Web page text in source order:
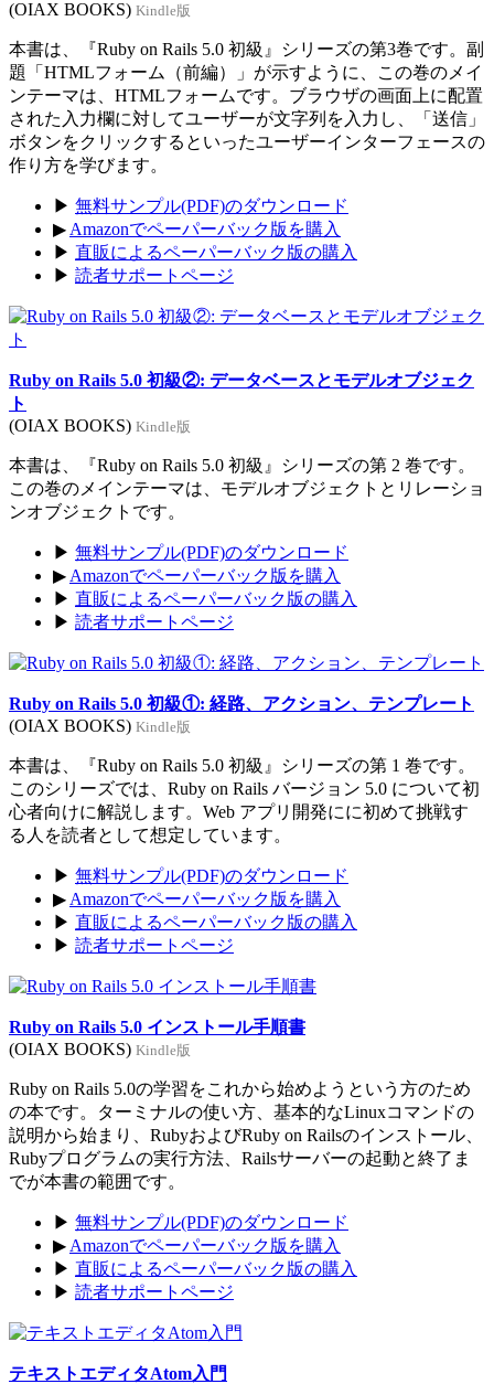
(OIAX BOOKS) Kindle版
本書は、『Ruby on Rails 5.0 初級』シリーズの第3巻です。副
題「HTMLフォーム（前編）」が示すように、この巻のメイ
ンテーマは、HTMLフォームです。ブラウザの画面上に配置
された入力欄に対してユーザーが文字列を入力し、「送信」
ボタンをクリックするといったユーザーインターフェースの
作り方を学びます。
▶ 無料サンプル(PDF)のダウンロード
▶ Amazonでペーパーバック版を購入
▶ 直販によるペーパーバック版の購入
▶ 読者サポートページ
Ruby on Rails 5.0 初級②: データベースとモデルオブジェク
ト
(OIAX BOOKS) Kindle版
本書は、『Ruby on Rails 5.0 初級』シリーズの第 2 巻です。
この巻のメインテーマは、モデルオブジェクトとリレーショ
ンオブジェクトです。
▶ 無料サンプル(PDF)のダウンロード
▶ Amazonでペーパーバック版を購入
▶ 直販によるペーパーバック版の購入
▶ 読者サポートページ
Ruby on Rails 5.0 初級①: 経路、アクション、テンプレート
(OIAX BOOKS) Kindle版
本書は、『Ruby on Rails 5.0 初級』シリーズの第 1 巻です。
このシリーズでは、Ruby on Rails バージョン 5.0 について初
心者向けに解説します。Web アプリ開発にに初めて挑戦す
る人を読者として想定しています。
▶ 無料サンプル(PDF)のダウンロード
▶ Amazonでペーパーバック版を購入
▶ 直販によるペーパーバック版の購入
▶ 読者サポートページ
Ruby on Rails 5.0 インストール手順書
(OIAX BOOKS) Kindle版
Ruby on Rails 5.0の学習をこれから始めようという方のため
の本です。ターミナルの使い方、基本的なLinuxコマンドの
説明から始まり、RubyおよびRuby on Railsのインストール、
Rubyプログラムの実行方法、Railsサーバーの起動と終了ま
でが本書の範囲です。
▶ 無料サンプル(PDF)のダウンロード
▶ Amazonでペーパーバック版を購入
▶ 直販によるペーパーバック版の購入
▶ 読者サポートページ
テキストエディタAtom入門